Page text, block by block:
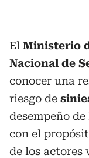
El Ministerio
Nacional de
conocer una
riesgo de
desempeño
con el
de los actores